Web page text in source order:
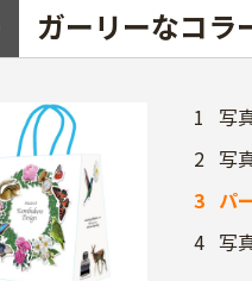
ガーリーなコラ
1 写
2 写
3 パ
4 写